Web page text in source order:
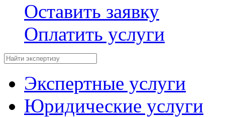
Оставить заявку
Оплатить услуги
Экспертные услуги
Юридические услуги